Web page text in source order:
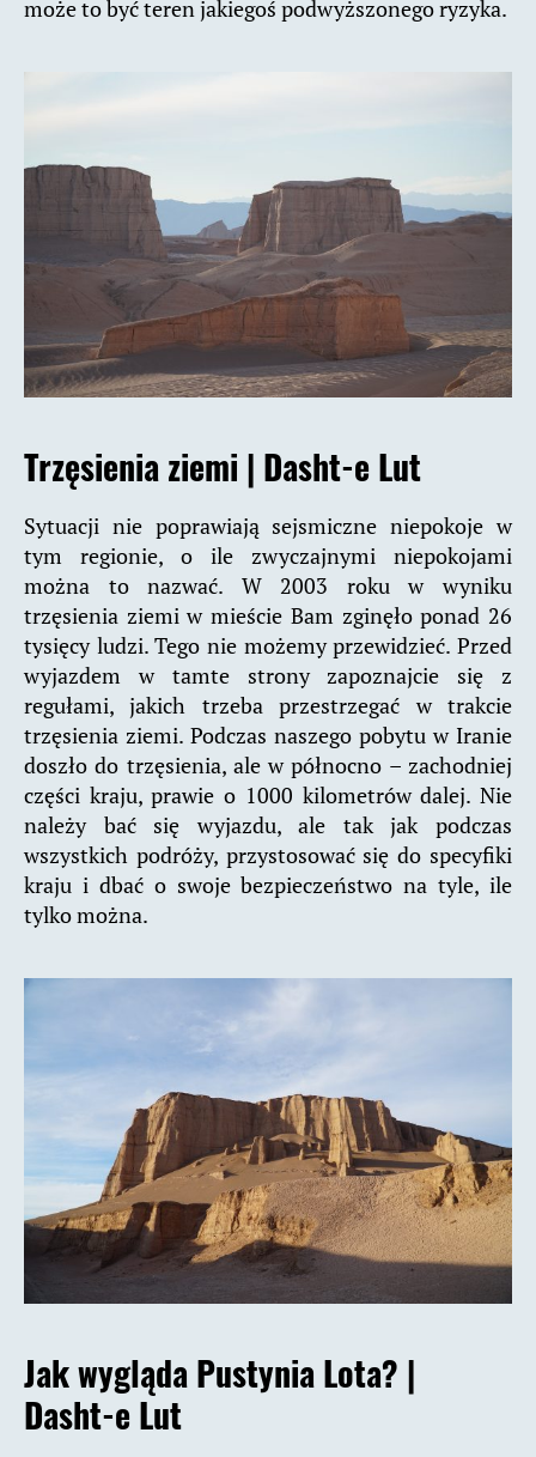
może to być teren jakiegoś podwyższonego ryzyka.
Trzęsienia ziemi | Dasht-e Lut
Sytuacji nie poprawiają sejsmiczne niepokoje w
tym regionie, o ile zwyczajnymi niepokojami
można to nazwać. W 2003 roku w wyniku
trzęsienia ziemi w mieście Bam zginęło ponad 26
tysięcy ludzi. Tego nie możemy przewidzieć. Przed
wyjazdem w tamte strony zapoznajcie się z
regułami, jakich trzeba przestrzegać w trakcie
trzęsienia ziemi. Podczas naszego pobytu w Iranie
doszło do trzęsienia, ale w północno – zachodniej
części kraju, prawie o 1000 kilometrów dalej. Nie
należy bać się wyjazdu, ale tak jak podczas
wszystkich podróży, przystosować się do specyfiki
kraju i dbać o swoje bezpieczeństwo na tyle, ile
tylko można.
Jak wygląda Pustynia Lota? |
Dasht-e Lut